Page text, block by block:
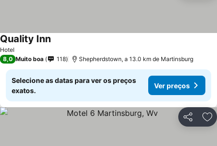
Hotel
Quality Inn
8,0 Muito boa 118 Shepherdstown, a 13.0 km de Martinsburg
Selecione as datas para ver os preços
exatos.
Ver preços
Partilhar